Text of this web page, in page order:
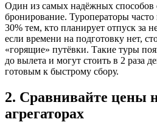
Один из самых надёжных способов
бронирование. Туроператоры
30% тем, кто планирует отпуск за
если времени на подготовку нет,
«горящие» путёвки. Такие туры
до вылета и могут стоить в 2 раза
готовым к быстрому сбору.
2. Сравнивайте цены
агрегаторах